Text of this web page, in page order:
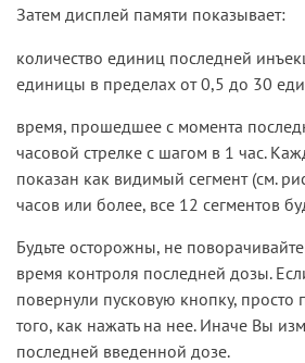
Затем дисплей памяти показывает:
количество единиц последней
единицы в пределах от 0,5 до 30
время, прошедшее с момента
часовой стрелке с шагом в 1 час.
показан как видимый сегмент (см.
часов или более, все 12 сегментов
Будьте осторожны, не
время контроля последней дозы.
повернули пусковую кнопку, просто
того, как нажать на нее. Иначе Вы
последней введенной дозе.